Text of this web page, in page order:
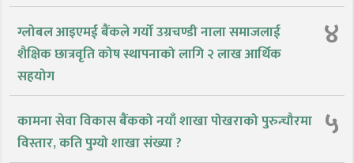
ग्लोबल आइएमई बैंकले गर्यो उग्रचण्डी नाला समाजलाई
शैक्षिक छात्रवृति कोष स्थापनाको लागि २ लाख आर्थिक
सहयोग
४
कामना सेवा विकास बैंकको नयाँ शाखा पोखराको पुरुन्चौरमा
विस्तार, कति पुग्यो शाखा संख्या ?
५